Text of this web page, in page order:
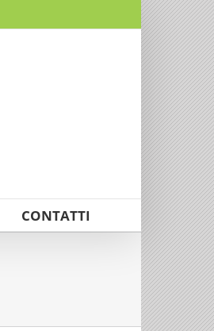
CONTATTI